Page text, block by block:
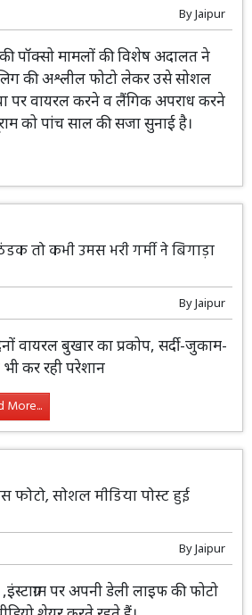
ByJaipur
पॉक्सो मामलों की विशेष अदालत ने
की अश्लील फोटो लेकर उसे सोशल
पर वायरल करने व लैंगिक अपराध करने
को पांच साल की सजा सुनाई है।
तो कभी उमस भरी गर्मी ने बिगाड़ा
ByJaipur
वायरल बुखार का प्रकोप, सर्दी-जुकाम-
कर रही परेशान
More...
फोटो, साेशल मीडिया पोस्ट हुई
ByJaipur
,इंस्टाग्राम पर अपनी डेली लाइफ की फोटो